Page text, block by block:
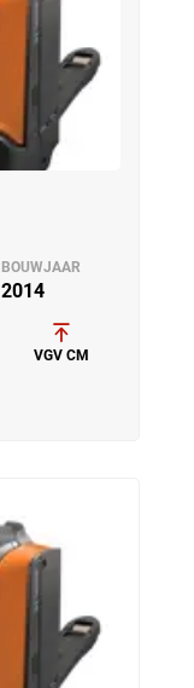
BOUWJAAR
2014
VGV CM